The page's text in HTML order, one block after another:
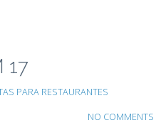
17
PARA RESTAURANTES
NO COMMENTS